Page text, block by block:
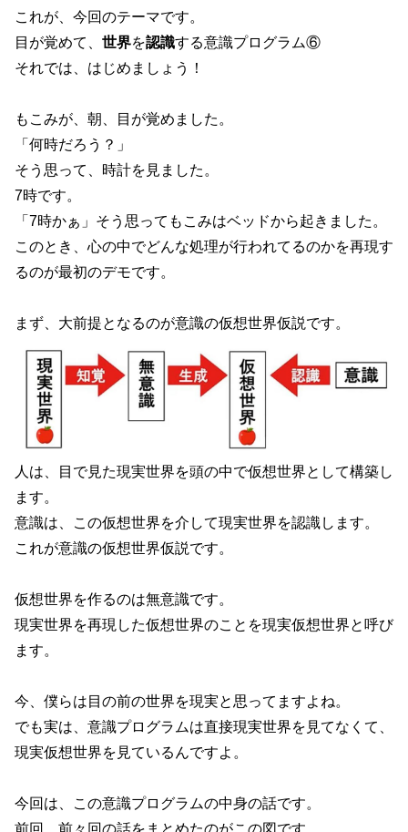
これが、今回のテーマです。
目が覚めて、 世界を認識する意識プログラム⑥
それでは、はじめましょう！
もこみが、朝、目が覚めました。
「何時だろう？」
そう思って、時計を見ました。
7時です。
「7時かぁ」そう思ってもこみはベッドから起きました。
このとき、心の中でどんな処理が行われてるのかを再現す
るのが最初のデモです。
まず、大前提となるのが意識の仮想世界仮説です。
人は、目で見た現実世界を頭の中で仮想世界として構築し
ます。
意識は、この仮想世界を介して現実世界を認識します。
これが意識の仮想世界仮説です。
仮想世界を作るのは無意識です。
現実世界を再現した仮想世界のことを現実仮想世界と呼び
ます。
今、僕らは目の前の世界を現実と思ってますよね。
でも実は、意識プログラムは直接現実世界を見てなくて、
現実仮想世界を見ているんですよ。
今回は、この意識プログラムの中身の話です。
前回、前々回の話をまとめたのがこの図です。